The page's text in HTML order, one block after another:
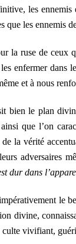
les
que les ennemis
la ruse de ceux
enfermer dans
et à nous
bien le plan
que l’on
la vérité
adversaires
dur dans
le
divine,
culte vivifiant,